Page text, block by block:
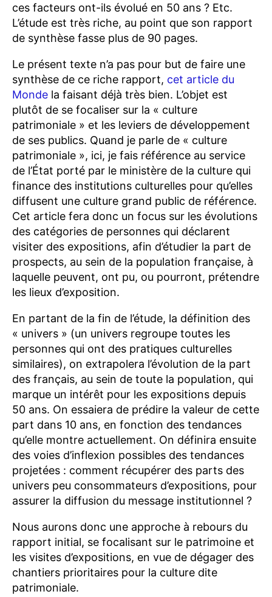
ces facteurs ont-ils évolué en 50 ans ? Etc.
L’étude est très riche, au point que son rapport
de synthèse fasse plus de 90 pages.
Le présent texte n’a pas pour but de faire une
synthèse de ce riche rapport, cet article du
Monde la faisant déjà très bien. L’objet est
plutôt de se focaliser sur la « culture
patrimoniale » et les leviers de développement
de ses publics. Quand je parle de « culture
patrimoniale », ici, je fais référence au service
de l’État porté par le ministère de la culture qui
finance des institutions culturelles pour qu’elles
diffusent une culture grand public de référence.
Cet article fera donc un focus sur les évolutions
des catégories de personnes qui déclarent
visiter des expositions, afin d’étudier la part de
prospects, au sein de la population française, à
laquelle peuvent, ont pu, ou pourront, prétendre
les lieux d’exposition.
En partant de la fin de l’étude, la définition des
« univers » (un univers regroupe toutes les
personnes qui ont des pratiques culturelles
similaires), on extrapolera l’évolution de la part
des français, au sein de toute la population, qui
marque un intérêt pour les expositions depuis
50 ans. On essaiera de prédire la valeur de cette
part dans 10 ans, en fonction des tendances
qu’elle montre actuellement. On définira ensuite
des voies d’inflexion possibles des tendances
projetées : comment récupérer des parts des
univers peu consommateurs d’expositions, pour
assurer la diffusion du message institutionnel ?
Nous aurons donc une approche à rebours du
rapport initial, se focalisant sur le patrimoine et
les visites d’expositions, en vue de dégager des
chantiers prioritaires pour la culture dite
patrimoniale.